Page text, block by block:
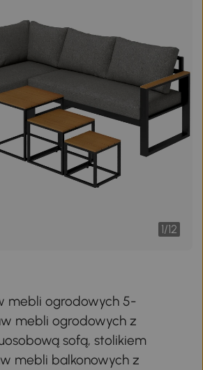
1/12
mebli ogrodowych 5-
mebli ogrodowych z
sofą, stolikiem
mebli balkonowych z